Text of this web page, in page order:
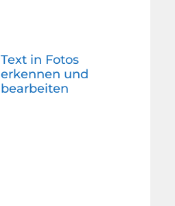
Text in Fotos
erkennen und
bearbeiten